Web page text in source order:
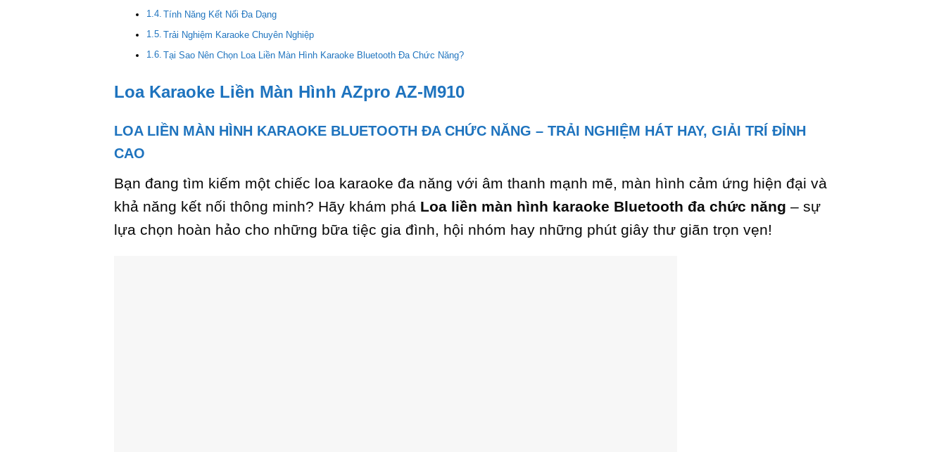
Tính Năng Kết Nối Đa Dạng
Trải Nghiệm Karaoke Chuyên Nghiệp
Tại Sao Nên Chọn Loa Liền Màn Hình Karaoke Bluetooth Đa Chức Năng?
Loa Karaoke Liền Màn Hình AZpro AZ-M910
LOA LIỀN MÀN HÌNH KARAOKE BLUETOOTH ĐA CHỨC NĂNG – TRẢI NGHIỆM HÁT HAY, GIẢI TRÍ ĐỈNH
CAO
Bạn đang tìm kiếm một chiếc loa karaoke đa năng với âm thanh mạnh mẽ, màn hình cảm ứng hiện đại và
khả năng kết nối thông minh? Hãy khám phá Loa liền màn hình karaoke Bluetooth đa chức năng – sự
lựa chọn hoàn hảo cho những bữa tiệc gia đình, hội nhóm hay những phút giây thư giãn trọn vẹn!